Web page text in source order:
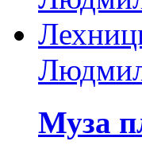
Муза